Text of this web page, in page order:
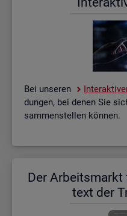
Bei un­se­ren
dun­gen, bei denen Sie
sam­men­stel­len kön­nen.
Der
text der